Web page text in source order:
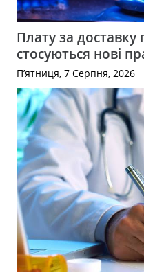
Плату за доставку
стосуються нові
П’ятниця, 7 Серпня, 2026